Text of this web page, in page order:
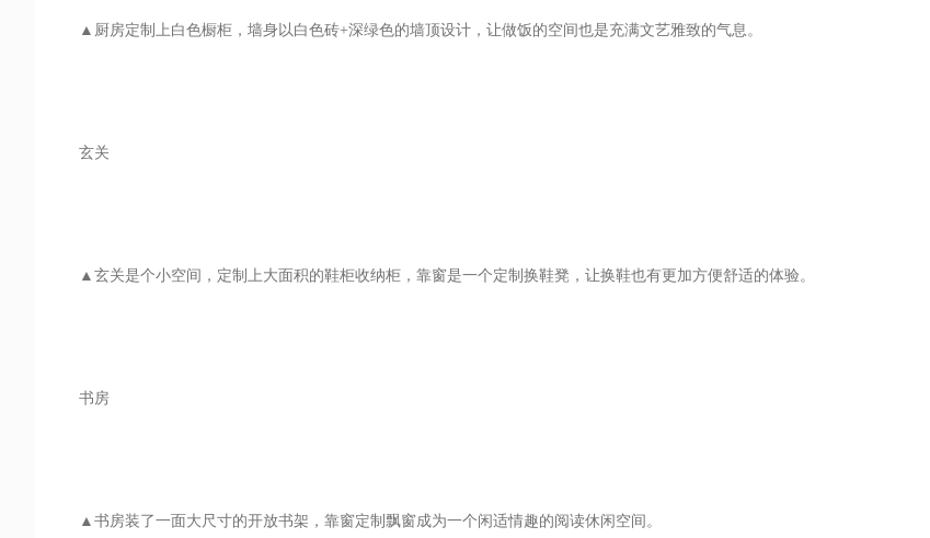
▲厨房定制上白色橱柜，墙身以白色砖+深绿色的墙顶设计，让做饭的空间也是充满文艺雅致的气息。
玄关
▲玄关是个小空间，定制上大面积的鞋柜收纳柜，靠窗是一个定制换鞋凳，让换鞋也有更加方便舒适的体验。
书房
▲书房装了一面大尺寸的开放书架，靠窗定制飘窗成为一个闲适情趣的阅读休闲空间。